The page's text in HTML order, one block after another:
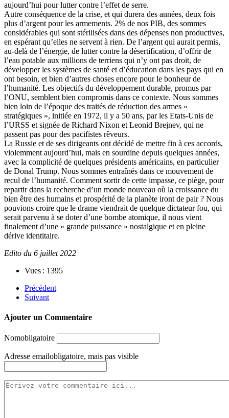
aujourd’hui pour lutter contre l’effet de serre.
Autre conséquence de la crise, et qui durera des années, deux fois
plus d’argent pour les armements. 2% de nos PIB, des sommes
considérables qui sont stérilisées dans des dépenses non productives,
en espérant qu’elles ne servent à rien. De l’argent qui aurait permis,
au-delà de l’énergie, de lutter contre la désertification, d’offrir de
l’eau potable aux millions de terriens qui n’y ont pas droit, de
développer les systèmes de santé et d’éducation dans les pays qui en
ont besoin, et bien d’autres choses encore pour le bonheur de
l’humanité. Les objectifs du développement durable, promus par
l’ONU, semblent bien compromis dans ce contexte. Nous sommes
bien loin de l’époque des traités de réduction des armes «
stratégiques », initiée en 1972, il y a 50 ans, par les Etats-Unis de
l’URSS et signée de Richard Nixon et Leonid Brejnev, qui ne
passent pas pour des pacifistes rêveurs.
La Russie et de ses dirigeants ont décidé de mettre fin à ces accords,
violemment aujourd’hui, mais en sourdine depuis quelques années,
avec la complicité de quelques présidents américains, en particulier
de Donal Trump. Nous sommes entraînés dans ce mouvement de
recul de l’humanité. Comment sortir de cette impasse, ce piège, pour
repartir dans la recherche d’un monde nouveau où la croissance du
bien être des humains et prospérité de la planète iront de pair ? Nous
pouvions croire que le drame viendrait de quelque dictateur fou, qui
serait parvenu à se doter d’une bombe atomique, il nous vient
finalement d’une « grande puissance » nostalgique et en pleine
dérive identitaire.
Edito du 6 juillet 2022
Vues : 1395
Précédent
Suivant
Ajouter un Commentaire
Nomobligatoire
Adresse emailobligatoire, mais pas visible